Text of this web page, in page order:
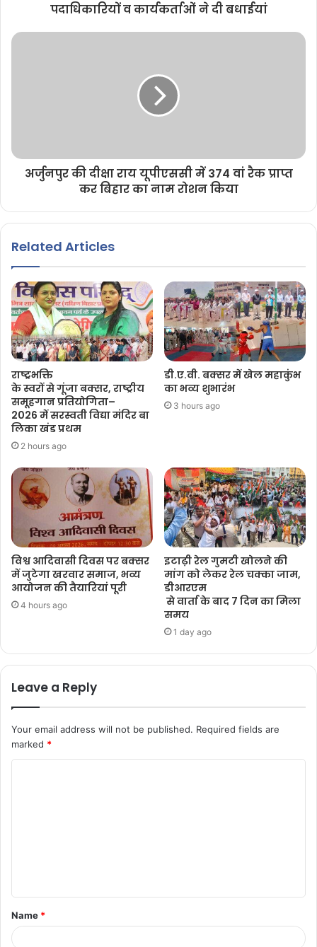
पदाधिकारियों व कार्यकर्ताओं ने दी बधाईयां
अर्जुनपुर की दीक्षा राय यूपीएससी में 374 वां रैक प्राप्त
कर बिहार का नाम रोशन किया
Related Articles
राष्ट्रभक्ति
के स्वरों से गूंजा बक्सर, राष्ट्रीय
समूहगान प्रतियोगिता–
2026 में सरस्वती विद्या मंदिर बा
लिका खंड प्रथम
2 hours ago
डी.ए.वी. बक्सर में खेल महाकुंभ
का भव्य शुभारंभ
3 hours ago
विश्व आदिवासी दिवस पर बक्सर
में जुटेगा खरवार समाज, भव्य
आयोजन की तैयारियां पूरी
4 hours ago
इटाढ़ी रेल गुमटी खोलने की
मांग को लेकर रेल चक्का जाम,
डीआरएम
से वार्ता के बाद 7 दिन का मिला
समय
1 day ago
Leave a Reply
Your email address will not be published. Required fields are
marked *
Name *